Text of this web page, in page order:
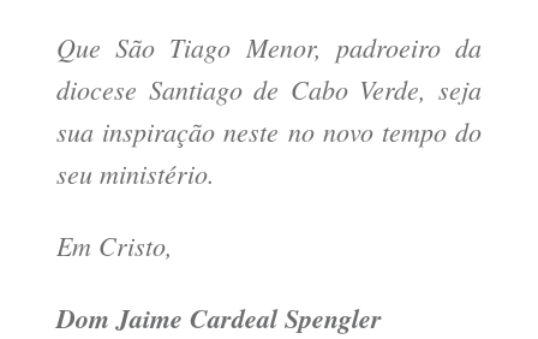
Que São Tiago Menor, padroeiro da
diocese Santiago de Cabo Verde, seja
sua inspiração neste no novo tempo do
seu ministério.
Em Cristo,
Dom Jaime Cardeal Spengler